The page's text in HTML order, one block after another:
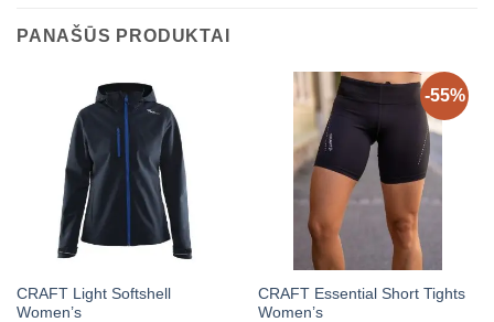
PANAŠŪS PRODUKTAI
CRAFT Light Softshell
Women’s
-55%
CRAFT Essential Short Tights
Women’s